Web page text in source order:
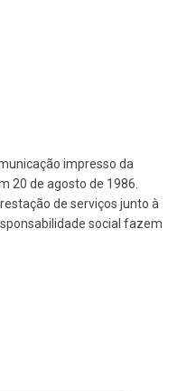
impresso da
20 de agosto de 1986.
de serviços junto à
social fazem